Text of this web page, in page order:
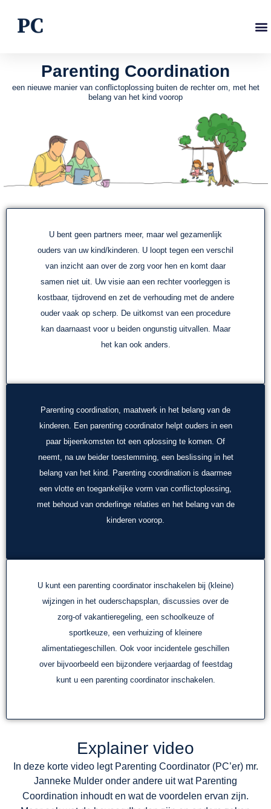
naar
Parenting Coordination
een nieuwe manier van conflictoplossing buiten de rechter om, met het
belang van het kind voorop
U bent geen partners meer, maar wel gezamenlijk
ouders van uw kind/kinderen. U loopt tegen een verschil
van inzicht aan over de zorg voor hen en komt daar
samen niet uit. Uw visie aan een rechter voorleggen is
kostbaar, tijdrovend en zet de verhouding met de andere
ouder vaak op scherp. De uitkomst van een procedure
kan daarnaast voor u beiden ongunstig uitvallen. Maar
het kan ook anders.
Parenting coordination, maatwerk in het belang van de
kinderen. Een parenting coordinator helpt ouders in een
paar bijeenkomsten tot een oplossing te komen. Of
neemt, na uw beider toestemming, een beslissing in het
belang van het kind. Parenting coordination is daarmee
een vlotte en toegankelijke vorm van conflictoplossing,
met behoud van onderlinge relaties en het belang van de
kinderen voorop.
U kunt een parenting coordinator inschakelen bij (kleine)
wijzingen in het ouderschapsplan, discussies over de
zorg-of vakantieregeling, een schoolkeuze of
sportkeuze, een verhuizing of kleinere
alimentatiegeschillen. Ook voor incidentele geschillen
over bijvoorbeeld een bijzondere verjaardag of feestdag
kunt u een parenting coordinator inschakelen.
Explainer video
In deze korte video legt Parenting Coordinator (PC’er) mr.
Janneke Mulder onder andere uit wat Parenting
Coordination inhoudt en watde voordelen ervan zijn.